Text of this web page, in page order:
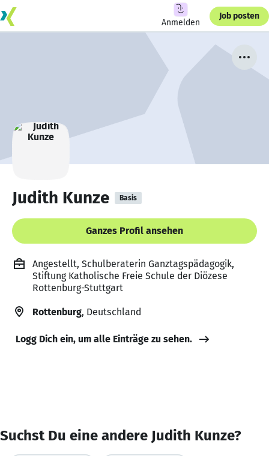
Anmelden
Job posten
Judith Kunze Basis
Ganzes Profil ansehen
Angestellt, Schulberaterin Ganztagspädagogik,
Stiftung Katholische Freie Schule der Diözese
Rottenburg-Stuttgart
Rottenburg, Deutschland
Logg Dich ein, um alle Einträge zu sehen.
Suchst Du eine andere Judith Kunze?